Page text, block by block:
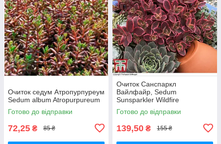
Очиток седум Атропурпуреум
Sedum album Atropurpureum
Готово до відправки
72,25 ₴ 85 ₴
Очиток Санспаркл
Вайлфайр, Sedum
Sunsparkler Wildfire
Готово до відправки
139,50 ₴ 155 ₴